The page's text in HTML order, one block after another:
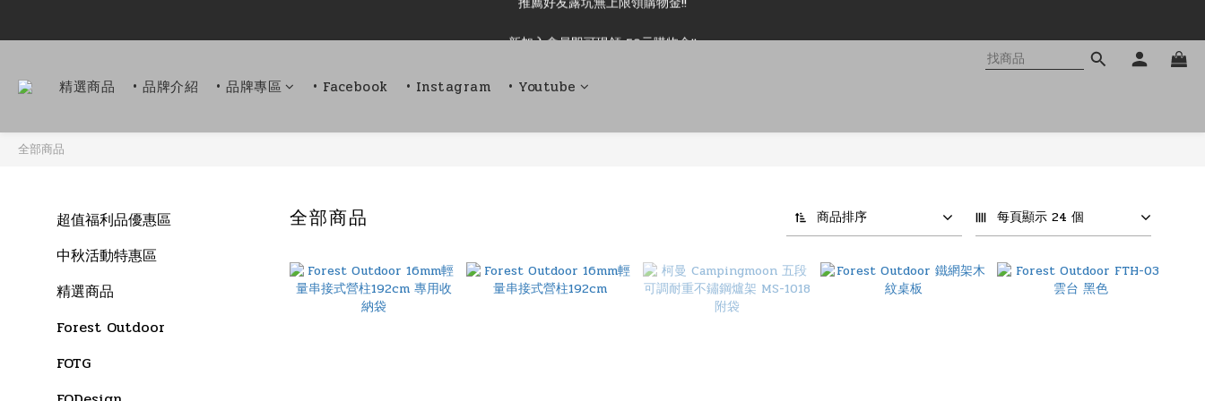
精選商品 • 品牌介紹 • 品牌專區 • Facebook • Instagram • Youtube
全部商品
超值福利品優惠區
中秋活動特惠區
精選商品
Forest Outdoor
FOTG
全部商品 商品排序 每頁顯示 24 個